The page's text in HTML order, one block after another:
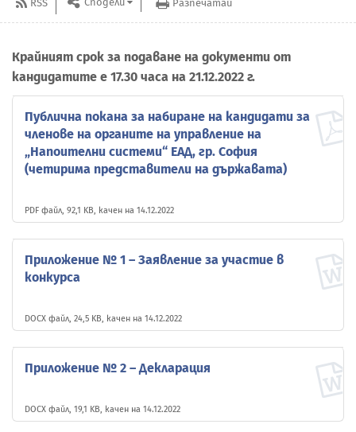
RSS Разпечатай
Крайният срок за подаване на документи от
кандидатите е 17.30 часа на 21.12.2022 г.
Публична покана за набиране на кандидати за
членове на органите на управление на
„Напоителни системи“ ЕАД, гр. София
(четирима представители на държавата)
PDF файл, 92,1 KB, качен на 14.12.2022
Приложение № 1 – Заявление за участие в
конкурса
DOCX файл, 24,5 KB, качен на 14.12.2022
Приложение № 2 – Декларация
DOCX файл, 19,1 KB, качен на 14.12.2022